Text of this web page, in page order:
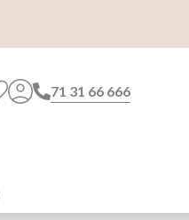
71 31 66 666